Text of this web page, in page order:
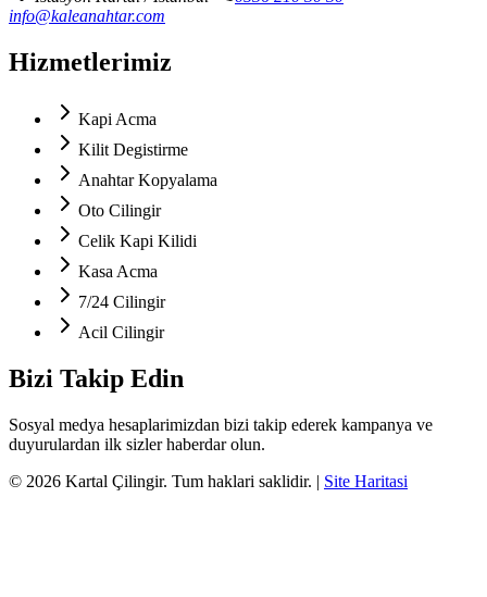
info@kaleanahtar.com
Hizmetlerimiz
Kapi Acma
Kilit Degistirme
Anahtar Kopyalama
Oto Cilingir
Celik Kapi Kilidi
Kasa Acma
7/24 Cilingir
Acil Cilingir
Bizi Takip Edin
Sosyal medya hesaplarimizdan bizi takip ederek kampanya ve
duyurulardan ilk sizler haberdar olun.
© 2026 Kartal Çilingir. Tum haklari saklidir. | Site Haritasi